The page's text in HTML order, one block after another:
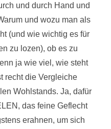
und durch Hand und
und wozu man als
(und wie wichtig es für
zu lozen), ob es zu
ja wie viel, wie steht
recht die Vergleiche
Wohlstands. Ja, dafür
das feine Geflecht
erahnen, um sich